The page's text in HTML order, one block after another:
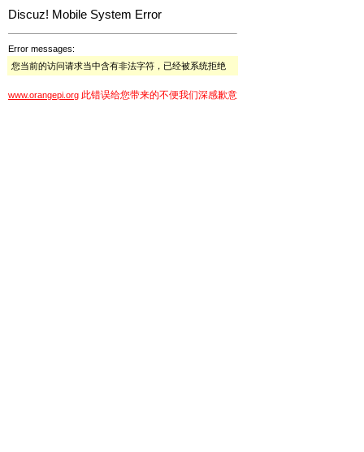
Discuz! Mobile System Error
Error messages:
您当前的访问请求当中含有非法字符，已经被系统拒绝
www.orangepi.org 此错误给您带来的不便我们深感歉意